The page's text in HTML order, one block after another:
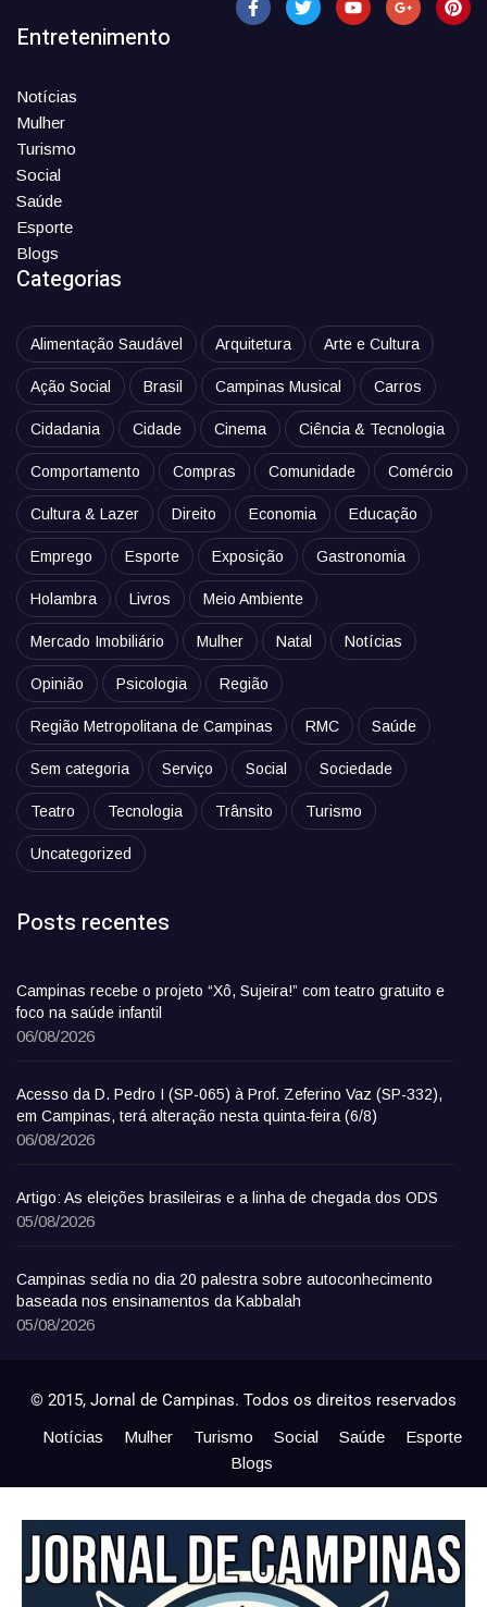
Entretenimento
Notícias
Mulher
Turismo
Social
Saúde
Esporte
Blogs
Categorias
Alimentação Saudável Arquitetura Arte e Cultura
Ação Social Brasil Campinas Musical Carros
Cidadania Cidade Cinema Ciência & Tecnologia
Comportamento Compras Comunidade Comércio
Cultura & Lazer Direito Economia Educação
Emprego Esporte Exposição Gastronomia
Holambra Livros Meio Ambiente
Mercado Imobiliário Mulher Natal Notícias
Opinião Psicologia Região
Região Metropolitana de Campinas RMC Saúde
Sem categoria Serviço Social Sociedade
Teatro Tecnologia Trânsito Turismo
Uncategorized
Posts recentes
Campinas recebe o projeto “Xô, Sujeira!” com teatro gratuito e
foco na saúde infantil
06/08/2026
Acesso da D. Pedro I (SP-065) à Prof. Zeferino Vaz (SP-332),
em Campinas, terá alteração nesta quinta-feira (6/8)
06/08/2026
Artigo: As eleições brasileiras e a linha de chegada dos ODS
05/08/2026
Campinas sedia no dia 20 palestra sobre autoconhecimento
baseada nos ensinamentos da Kabbalah
05/08/2026
© 2015, Jornal de Campinas. Todos os direitos reservados
Notícias Mulher Turismo Social Saúde
Esporte
Blogs